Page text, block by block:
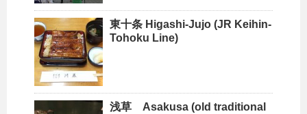
東十条 Higashi-Jujo (JR Keihin-
Tohoku Line)
浅草 Asakusa (old traditional